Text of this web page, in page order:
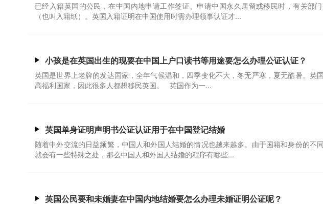
已经入籍英国的公民，在中国内地申请工作签证、申请中国永久居留或移民时，有关部
（也叫入籍纸）。英国入籍证明在中国使用时需办理领事认证才...
小孩是在英国出生的现要在中国上户口读书等用途要怎么办理公证认证？
英国是世界上老牌的发达国家，全年气候温和，四季变化不大，冬无严寒，夏无酷暑。英
高福利国家，因此很多人都想移民英国。 英国作为一...
英国单身证明声明书公证认证用于在中国登记结婚
随着中外交流的日益频繁，中国人和外国人结婚的情况也越来越多。由于国籍和身份的不
就会有一些特殊之处，那么中国人和外国人结婚的程序有哪些...
英国公民要和未婚妻在中国内地结婚要怎么办理未婚证明公证呢？